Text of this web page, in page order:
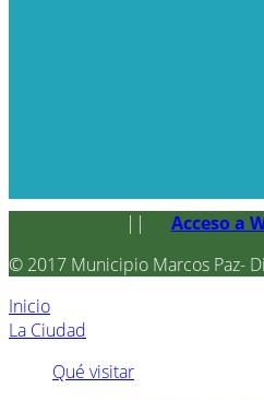
|| Acceso a
© 2017 Municipio Marcos Paz-
Inicio
La Ciudad
Qué visitar